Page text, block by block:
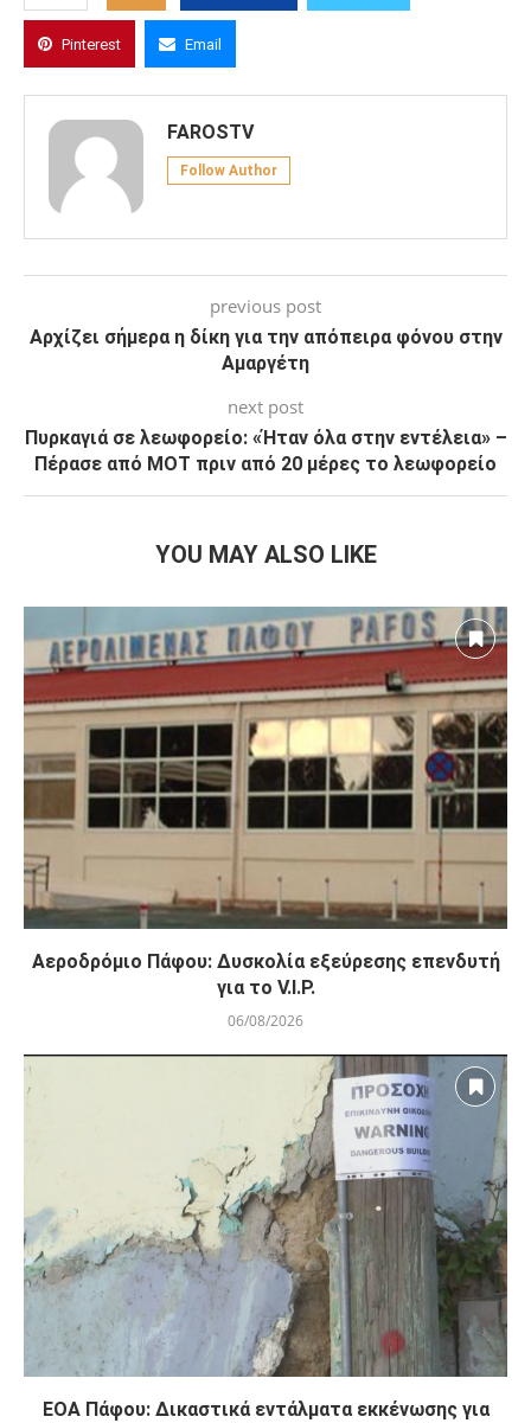
Pinterest Email
FAROSTV
Follow Author
previous post
Αρχίζει σήμερα η δίκη για την απόπειρα φόνου στην
Αμαργέτη
next post
Πυρκαγιά σε λεωφορείο: «Ήταν όλα στην εντέλεια» –
Πέρασε από ΜΟΤ πριν από 20 μέρες το λεωφορείο
YOU MAY ALSO LIKE
Αεροδρόμιο Πάφου: Δυσκολία εξεύρεσης επενδυτή
για το V.I.P.
06/08/2026
ΕΟΑ Πάφου: Δικαστικά εντάλματα εκκένωσης για